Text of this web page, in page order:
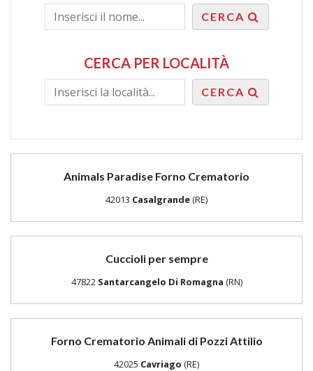
CERCA
CERCA PER LOCALITÀ
CERCA
Animals Paradise Forno Crematorio
42013 Casalgrande (RE)
Cuccioli per sempre
47822Santarcangelo Di Romagna (RN)
Forno Crematorio Animali di Pozzi Attilio
42025 Cavriago (RE)